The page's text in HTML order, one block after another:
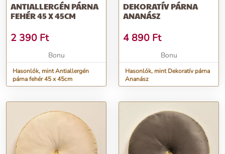
ANTIALLERGÉN PÁRNA
FEHÉR 45 X 45CM
2 390 Ft
Bonu
Hasonlók, mint Antiallergén
párna fehér 45 x 45cm
DEKORATÍV PÁRNA
ANANÁSZ
4 890 Ft
Bonu
Hasonlók, mint Dekoratív párna
Ananász